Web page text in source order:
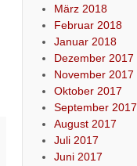
März 2018
Februar 2018
Januar 2018
Dezember 2017
November 2017
Oktober 2017
September 2017
August 2017
Juli 2017
Juni 2017